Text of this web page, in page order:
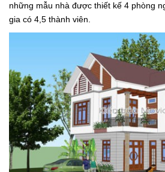
những mẫu nhà được thiết kế 4 phòng
gia có 4,5 thành viên.